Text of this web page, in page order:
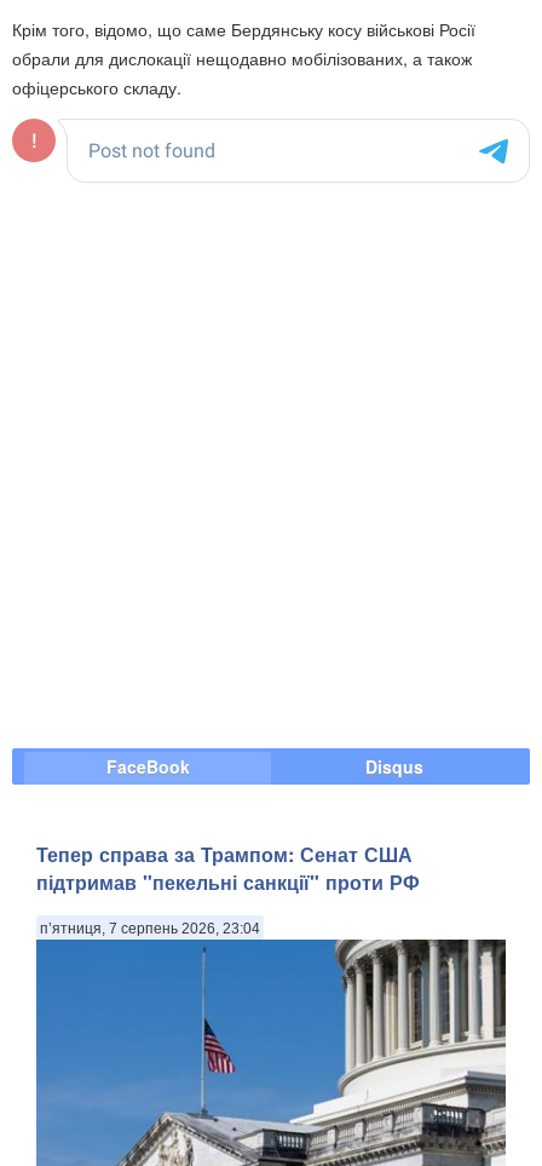
Крім того, відомо, що саме Бердянську косу військові Росії
обрали для дислокації нещодавно мобілізованих, а також
офіцерського складу.
FaceBook Disqus
Тепер справа за Трампом: Сенат США
підтримав "пекельні санкції" проти РФ
п’ятниця, 7 серпень 2026, 23:04